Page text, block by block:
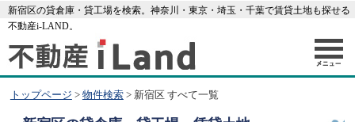
新宿区の貸倉庫・貸工場を検索。神奈川・東京・埼玉・千葉で賃貸土地も探せる
不動産i-LAND。
トップページ > 物件検索> 新宿区 すべて一覧